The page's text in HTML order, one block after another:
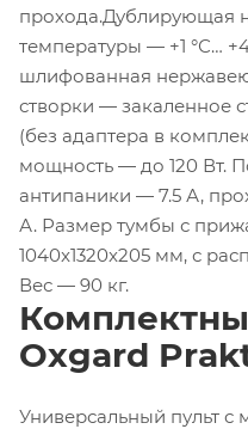
прохода.Дублирующая
температуры — +1 °С…
шлифованная
створки — закаленное
(без адаптера в
мощность — до 120 Вт.
антипаники — 7.5 А,
А. Размер тумбы с
1040x1320x205 мм, с
Вес — 90 кг.
Oxgard
Универсальный пульт